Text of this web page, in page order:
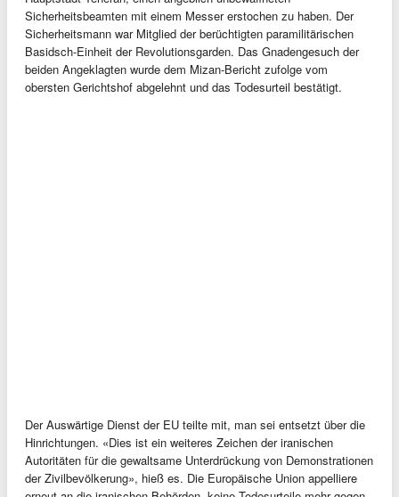
Sicherheitsbeamten mit einem Messer erstochen zu haben. Der
Sicherheitsmann war Mitglied der berüchtigten paramilitärischen
Basidsch-Einheit der Revolutionsgarden. Das Gnadengesuch der
beiden Angeklagten wurde dem Mizan-Bericht zufolge vom
obersten Gerichtshof abgelehnt und das Todesurteil bestätigt.
Der Auswärtige Dienst der EU teilte mit, man sei entsetzt über die
Hinrichtungen. «Dies ist ein weiteres Zeichen der iranischen
Autoritäten für die gewaltsame Unterdrückung von Demonstrationen
der Zivilbevölkerung», hieß es. Die Europäische Union appelliere